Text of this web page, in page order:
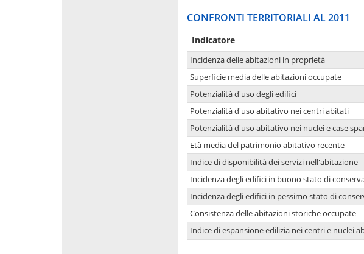
CONFRONTI TERRITORIALI AL 2011
Indicatore
Incidenza delle abitazioni in proprietà
Superficie media delle abitazioni occupate
Potenzialità d'uso degli edifici
Potenzialità d'uso abitativo nei centri abitati
Potenzialità d'uso abitativo nei nuclei e case
Età media del patrimonio abitativo recente
Indice di disponibilità dei servizi nell'abitazione
Incidenza degli edifici in buono stato di
Incidenza degli edifici in pessimo stato di
Consistenza delle abitazioni storiche occupate
Indice di espansione edilizia nei centri e nuclei